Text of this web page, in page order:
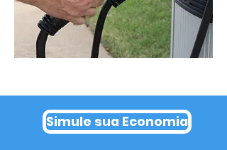
Simule sua Economia